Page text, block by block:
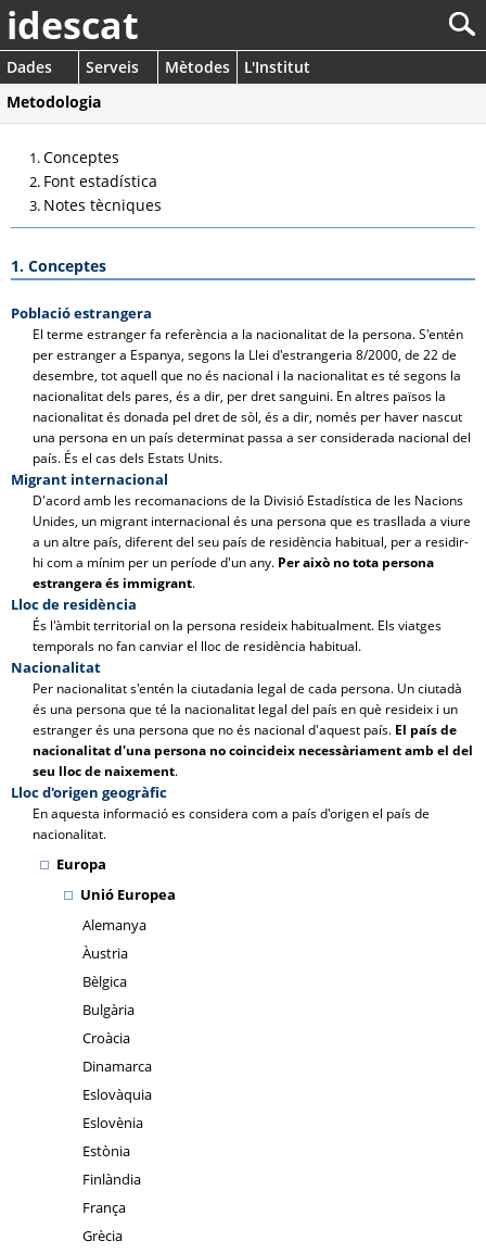
idescat
Dades Serveis Mètodes
L'Institut
Metodologia
Conceptes
Font estadística
Notes tècniques
1. Conceptes
Població estrangera
El terme estranger fa referència a la nacionalitat de la persona. S'entén
per estranger a Espanya, segons la Llei d'estrangeria 8/2000, de 22 de
desembre, tot aquell que no és nacional i la nacionalitat es té segons la
nacionalitat dels pares, és a dir, per dret sanguini. En altres països la
nacionalitat és donada pel dret de sòl, és a dir, només per haver nascut
una persona en un país determinat passa a ser considerada nacional del
país. És el cas dels Estats Units.
Migrant internacional
D'acord amb les recomanacions de la Divisió Estadística de les Nacions
Unides, un migrant internacional és una persona que es trasllada a viure
a un altre país, diferent del seu país de residència habitual, per a residir-
hi com a mínim per un període d'un any. Per això no tota persona
estrangera és immigrant.
Lloc de residència
És l'àmbit territorial on la persona resideix habitualment. Els viatges
temporals no fan canviar el lloc de residència habitual.
Nacionalitat
Per nacionalitat s'entén la ciutadania legal de cada persona. Un ciutadà
és una persona que té la nacionalitat legal del país en què resideix i un
estranger és una persona que no és nacional d'aquest país. El país de
nacionalitat d'una persona no coincideix necessàriament amb el del
seu lloc de naixement.
Lloc d'origen geogràfic
En aquesta informació es considera com a país d'origen el país de
nacionalitat.
Europa
Unió Europea
Alemanya
Àustria
Bèlgica
Bulgària
Croàcia
Dinamarca
Eslovàquia
Eslovènia
Estònia
Finlàndia
França
Grècia